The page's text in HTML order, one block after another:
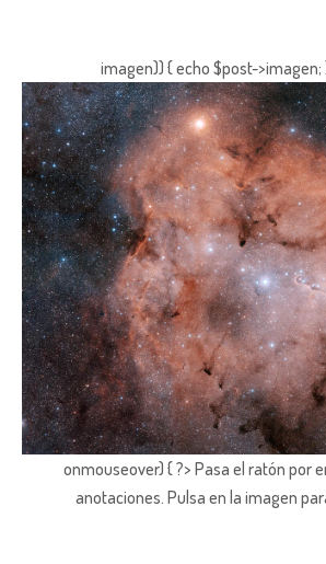
imagen)) { echo $post->imagen;
onmouseover) { ?> Pasa el ratón por
anotaciones. Pulsa en la imagen